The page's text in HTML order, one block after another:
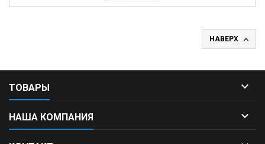
НАВЕРХ 
ТОВАРЫ 
НАША КОМПАНИЯ 